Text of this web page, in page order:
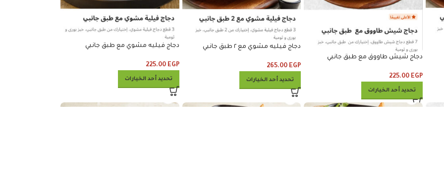
دجاج شيش طاووق مع طبق جانبي
225.00 EGP
تحديد أحد الخيارات
دجاج فيليه مشوي مع ٢ طبق جانبي
265.00 EGP
تحديد أحد الخيارات
دجاج فيليه مشوي مع طبق جانبي
225.00 EGP
تحديد أحد الخيارات